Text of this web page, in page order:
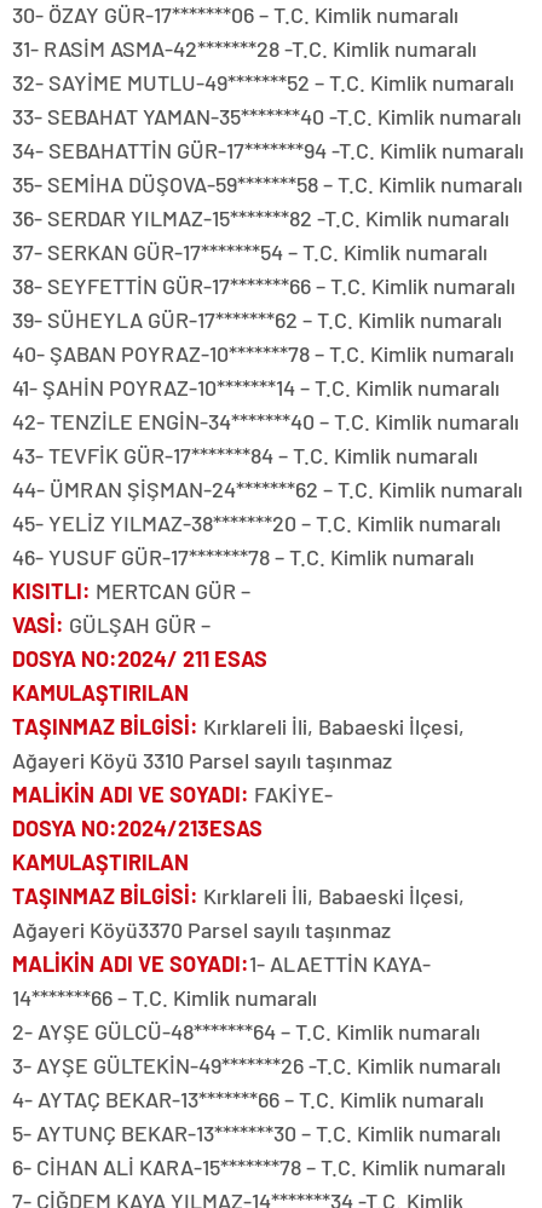
30- ÖZAY GÜR-17*******06 – T.C. Kimlik numaralı
31- RASİM ASMA-42*******28 -T.C. Kimlik numaralı
32- SAYİME MUTLU-49*******52 – T.C. Kimlik numaralı
33- SEBAHAT YAMAN-35*******40 -T.C. Kimlik numaralı
34- SEBAHATTİN GÜR-17*******94 -T.C. Kimlik numaralı
35- SEMİHA DÜŞOVA-59*******58 – T.C. Kimlik numaralı
36- SERDAR YILMAZ-15*******82 -T.C. Kimlik numaralı
37- SERKAN GÜR-17*******54 – T.C. Kimlik numaralı
38- SEYFETTİN GÜR-17*******66 – T.C. Kimlik numaralı
39- SÜHEYLA GÜR-17*******62 – T.C. Kimlik numaralı
40- ŞABAN POYRAZ-10*******78 – T.C. Kimlik numaralı
41- ŞAHİN POYRAZ-10*******14 – T.C. Kimlik numaralı
42- TENZİLE ENGİN-34*******40 – T.C. Kimlik numaralı
43- TEVFİK GÜR-17*******84 – T.C. Kimlik numaralı
44- ÜMRAN ŞİŞMAN-24*******62 – T.C. Kimlik numaralı
45- YELİZ YILMAZ-38*******20 – T.C. Kimlik numaralı
46- YUSUF GÜR-17*******78 – T.C. Kimlik numaralı
KISITLI: MERTCAN GÜR –
VASİ: GÜLŞAH GÜR –
DOSYA NO:2024/ 211 ESAS
KAMULAŞTIRILAN
TAŞINMAZ BİLGİSİ: Kırklareli İli, Babaeski İlçesi,
Ağayeri Köyü 3310 Parsel sayılı taşınmaz
MALİKİN ADI VE SOYADI: FAKİYE-
DOSYA NO:2024/213ESAS
KAMULAŞTIRILAN
TAŞINMAZ BİLGİSİ: Kırklareli İli, Babaeski İlçesi,
Ağayeri Köyü3370 Parsel sayılı taşınmaz
MALİKİN ADI VE SOYADI:1- ALAETTİN KAYA-
14*******66 – T.C. Kimlik numaralı
2- AYŞE GÜLCÜ-48*******64 – T.C. Kimlik numaralı
3- AYŞE GÜLTEKİN-49*******26 -T.C. Kimlik numaralı
4- AYTAÇ BEKAR-13*******66 – T.C. Kimlik numaralı
5- AYTUNÇ BEKAR-13*******30 – T.C. Kimlik numaralı
6- CİHAN ALİ KARA-15*******78 – T.C. Kimlik numaralı
7- ÇİĞDEM KAYA YILMAZ-14*******34 -T.C. Kimlik